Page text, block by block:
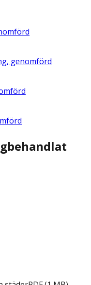
genomförd